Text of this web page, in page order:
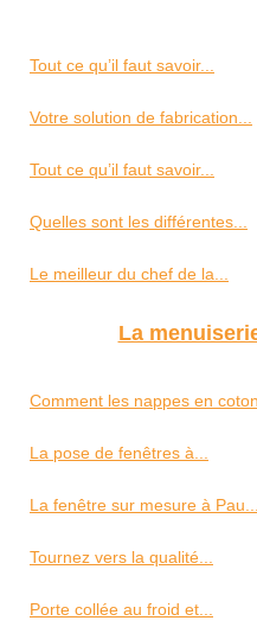
Tout ce qu’il faut savoir...
Votre solution de fabrication...
Tout ce qu’il faut savoir...
Quelles sont les différentes...
Le meilleur du chef de la...
La
Comment les nappes en
La pose de fenêtres à...
La fenêtre sur mesure à Pau...
Tournez vers la qualité...
Porte collée au froid et...